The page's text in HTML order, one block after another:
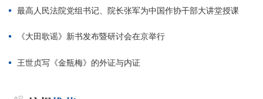
最高人民法院党组书记、院长张军为中国作协干部大讲堂授课
《大田歌谣》新书发布暨研讨会在京举行
王世贞写《金瓶梅》的外证与内证